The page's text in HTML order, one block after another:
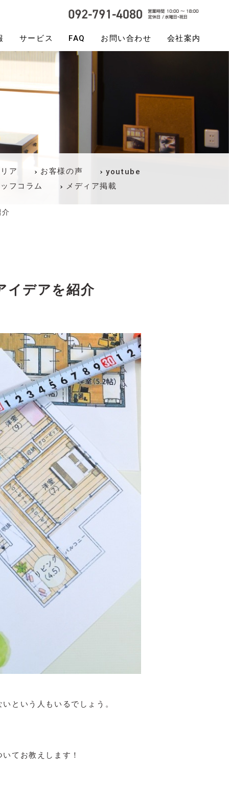
サービス FAQ お問い合わせ 会社案内
ア お客様の声
youtube
フコラム メディア掲載
イデアを紹介
という人もいるでしょう。
てお教えします！